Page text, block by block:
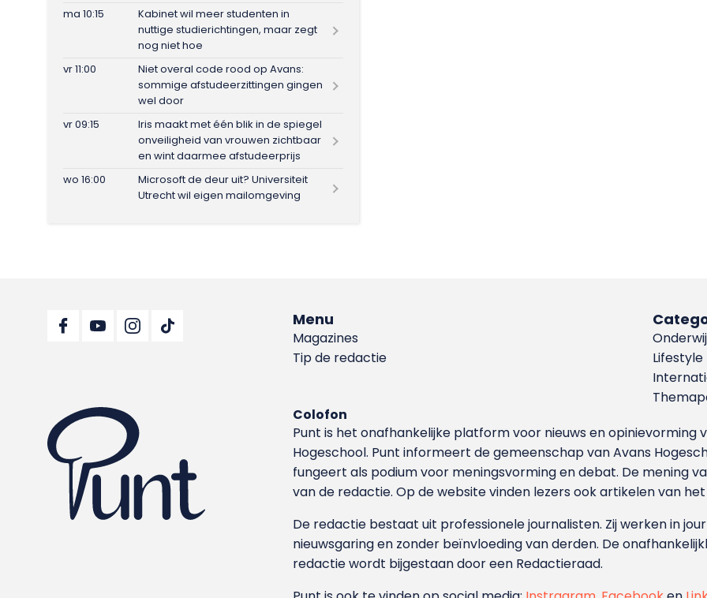
ma 10:15
Kabinet wil meer studenten in
nuttige studierichtingen, maar zegt
nog niet hoe
vr 11:00
Niet overal code rood op Avans:
sommige afstudeerzittingen gingen
wel door
vr 09:15
Iris maakt met één blik in de spiegel
onveiligheid van vrouwen zichtbaar
en wint daarmee afstudeerprijs
wo 16:00
Microsoft de deur uit? Universiteit
Utrecht wil eigen mailomgeving
Menu
Magazines
Tip de redactie
Lifestyle
Colofon
Punt is het onafhankelijke platform voor nieuws en
Hoge­school. Punt informeert de gemeenschap van Avans
fungeert als podium voor meningsvorming en debat. De mening
van de redactie. Op de website vinden lezers ook artikelen van
De redactie bestaat uit professionele journalisten. Zij werken in
nieuwsgaring en zonder beïnvloeding van derden. De
redactie wordt bijgestaan door een Redactieraad.